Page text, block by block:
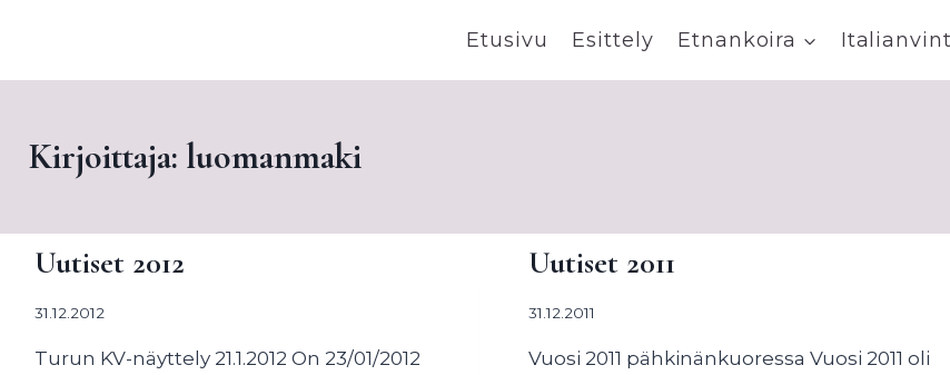
Etusivu Esittely Etnankoira
Kirjoittaja: luomanmaki
Uutiset 2012
31.12.2012
Turun KV-näyttely 21.1.2012 On 23/01/2012
Uutiset 2011
31.12.2011
Vuosi 2011 pähkinänkuoressa Vuosi 2011 oli